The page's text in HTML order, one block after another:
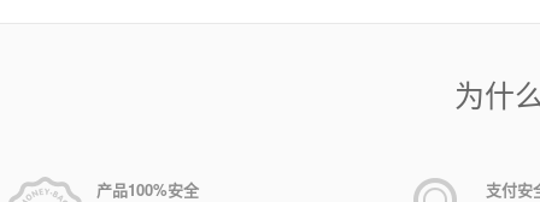
为什
产品100%安全
支付安